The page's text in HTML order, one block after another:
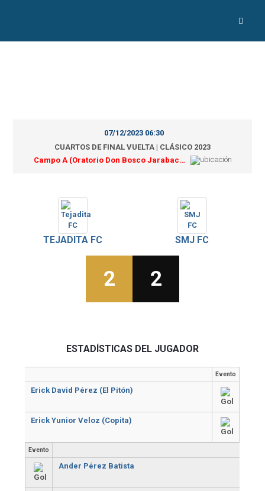
07/12/2023 06:30
CUARTOS DE FINAL VUELTA | CLÁSICO 2023
Campo A (Oratorio Don Bosco Jarabacoa)
TEJADITA FC SMJ FC
2 2
ESTADÍSTICAS DEL JUGADOR
Evento
Erick David Pérez (El Pitón)
Erick Yunior Veloz (Copita)
Evento
Ander Pérez Batista